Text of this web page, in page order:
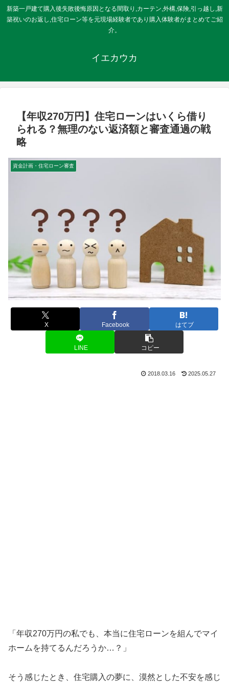
新築一戸建て購入後失敗後悔原因となる間取り,カーテン,外構,保険,引っ越し,新
築祝いのお返し,住宅ローン等を元現場経験者であり購入体験者がまとめてご紹
介。
イエカウカ
【年収270万円】住宅ローンはいくら借り
られる？無理のない返済額と審査通過の戦
略
資金計画・住宅ローン審査
X Facebook はてブ
LINE コピー
2018.03.16 2025.05.27
「年収270万円の私でも、本当に住宅ローンを組んでマイ
ホームを持てるんだろうか…？」
そう感じたとき、住宅購入の夢に、漠然とした不安を感じ